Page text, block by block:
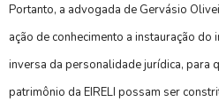
Portanto, a advogada de Gervásio
ação de conhecimento a instauração do
inversa da personalidade jurídica, para
patrimônio da EIRELI possam ser